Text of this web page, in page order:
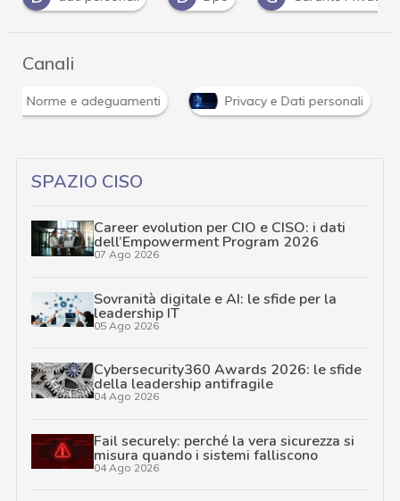
Canali
Norme e adeguamenti Privacy e Dati personali
SPAZIO CISO
Career evolution per CIO e CISO: i dati
dell’Empowerment Program 2026
07 Ago 2026
Sovranità digitale e AI: le sfide per la
leadership IT
05 Ago 2026
Cybersecurity360 Awards 2026: le sfide
della leadership antifragile
04 Ago 2026
Fail securely: perché la vera sicurezza si
misura quando i sistemi falliscono
04 Ago 2026